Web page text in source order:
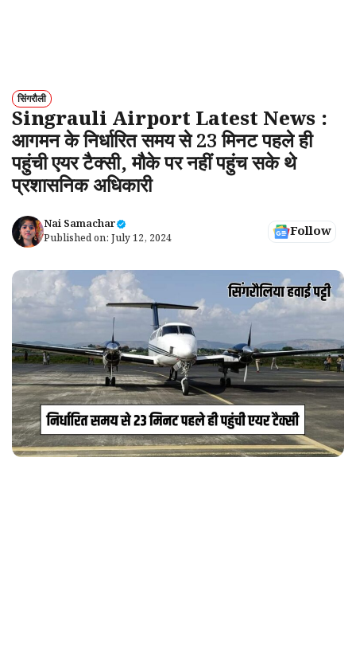
सिंगरौली
Singrauli Airport Latest News :
आगमन के निर्धारित समय से 23 मिनट पहले ही
पहुंची एयर टैक्सी, मौके पर नहीं पहुंच सके थे
प्रशासनिक अधिकारी
Nai Samachar
Published on: July 12, 2024 Follow